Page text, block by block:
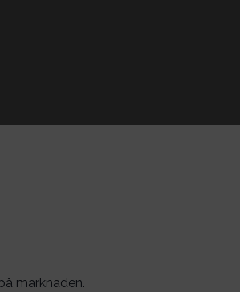
marknaden.